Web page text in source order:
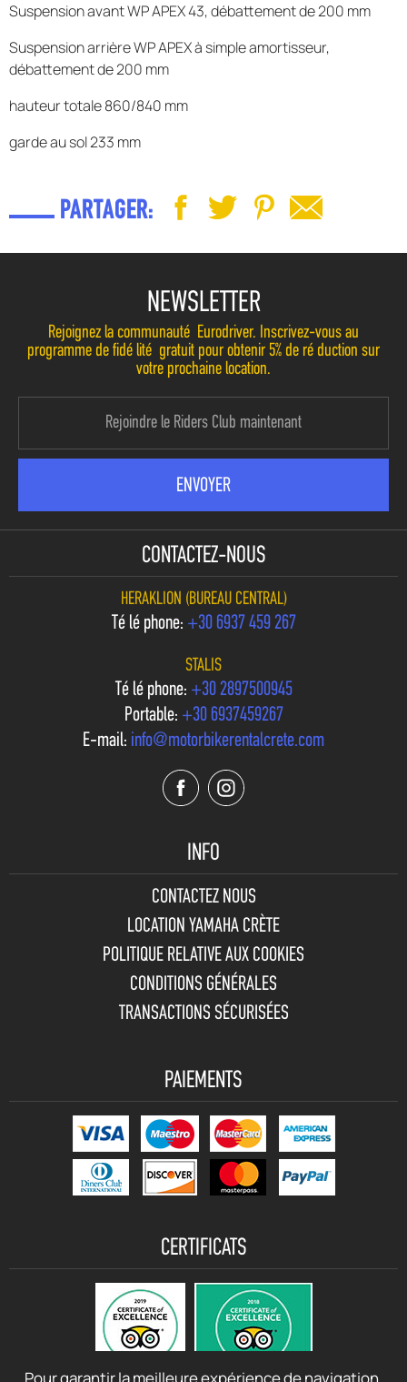
Suspension avant WP APEX 43, débattement de 200 mm
Suspension arrière WP APEX à simple amortisseur,
débattement de 200 mm
hauteur totale 860/840 mm
garde au sol 233 mm
PARTAGER:
NEWSLETTER
Rejoignez la communauté Eurodriver. Inscrivez-vous au
programme de fidélité gratuit pour obtenir 5% de réduction sur
votre prochaine location.
CONTACTEZ-NOUS
HERAKLION (BUREAU CENTRAL)
Téléphone: +30 6937 459 267
STALIS
Téléphone: +30 2897500945
Portable: +30 6937459267
E-mail: info@motorbikerentalcrete.com
INFO
CONTACTEZ NOUS
LOCATION YAMAHA CRÈTE
POLITIQUE RELATIVE AUX COOKIES
CONDITIONS GÉNÉRALES
TRANSACTIONS SÉCURISÉES
PAIEMENTS
CERTIFICATS